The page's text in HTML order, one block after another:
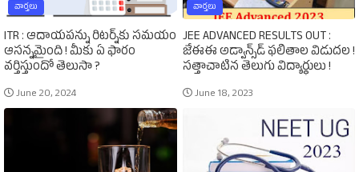
వార్తలు
ITR : ఆదాయపన్ను రిటర్న్‌కు సమయం
ఆసన్నమైంది ! మీకు ఏ ఫారం
వర్తిస్తుందో తెలుసా ?
June 20, 2024
వార్తలు
JEE ADVANCED RESULTS OUT :
జేఈఈ అడ్వాన్స్‌డ్‌ ఫలితాల విడుదల !
సత్తాచాటిన తెలుగు విద్యార్థులు !
June 18, 2023